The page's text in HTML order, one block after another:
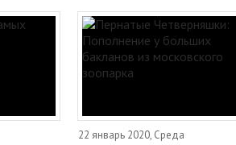
22 январь 2020, Среда